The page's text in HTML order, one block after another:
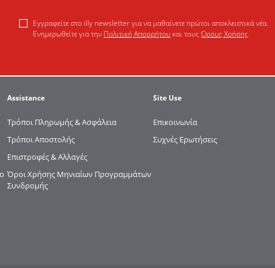
Εγγραφείτε στο illy newsletter για να μαθαίνετε πρώτοι αποκλειστικά νέα.
Ενημερωθείτε για την Πολιτική Απορρήτου και τουςΌρους Χρήσης.
Assistance
Τρόποι Πληρωμής & Ασφάλεια
Τρόποι Αποστολής
Επιστροφές & Αλλαγές
Όροι Χρήσης Μηνιαίων Προγραμμάτων
Συνδρομής
Site Use
Επικοινωνία
Συχνές Ερωτήσεις